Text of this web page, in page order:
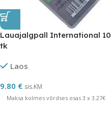
Lauajalgpall International 10
tk
Laos
9.80 € sis.KM
Maksa kolmes võrdses osas 3 x 3.27€